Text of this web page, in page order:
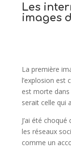
Les
images
La première
l’explosion est
est morte dans
serait celle qui
J’ai été
les réseaux
comme un